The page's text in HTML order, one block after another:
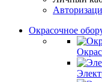
Окрасочное